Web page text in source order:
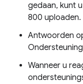
gedaan, kunt
800 uploaden.
Antwoorden
Wanneer u